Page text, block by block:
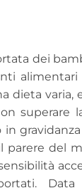
dei
dieta varia,
superare
in
parere del